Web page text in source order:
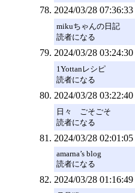
2024/03/28 07:36:33
mikuちゃんの日記
読者になる
2024/03/28 03:24:30
1Yottanレシピ
読者になる
2024/03/28 03:22:40
日々 ごそごそ
読者になる
2024/03/28 02:01:05
amarna’s blog
読者になる
2024/03/28 01:16:49